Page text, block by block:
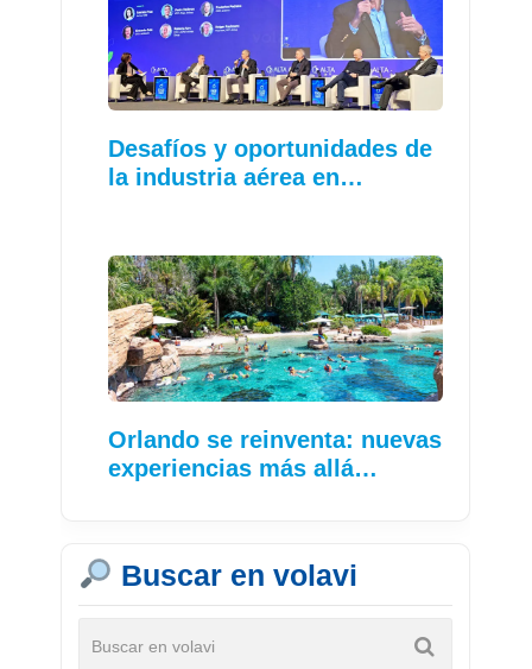
Desafíos y oportunidades de
la industria aérea en…
Orlando se reinventa: nuevas
experiencias más allá…
Buscar en volavi